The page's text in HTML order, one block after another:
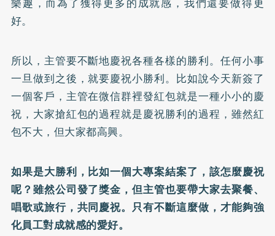
好。
所以，主管要不斷地慶祝各種各樣的勝利。任何小事
一旦做到之後，就要慶祝小勝利。比如說今天新簽了
一個客戶，主管在微信群裡發紅包就是一種小小的慶
祝，大家搶紅包的過程就是慶祝勝利的過程，雖然紅
包不大，但大家都高興。
如果是大勝利，比如一個大專案結案了，該怎麼慶祝
呢？雖然公司發了獎金，但主管也要帶大家去聚餐、
唱歌或旅行，共同慶祝。只有不斷這麼做，才能夠強
化員工對成就感的愛好。